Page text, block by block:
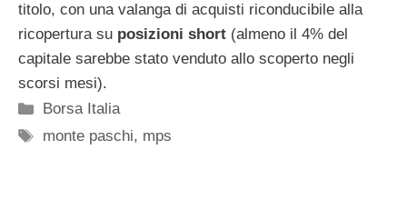
titolo, con una valanga di acquisti riconducibile alla
ricopertura su posizioni short (almeno il 4% del
capitale sarebbe stato venduto allo scoperto negli
scorsi mesi).
Categorie
Borsa Italia
Tag
monte paschi, mps